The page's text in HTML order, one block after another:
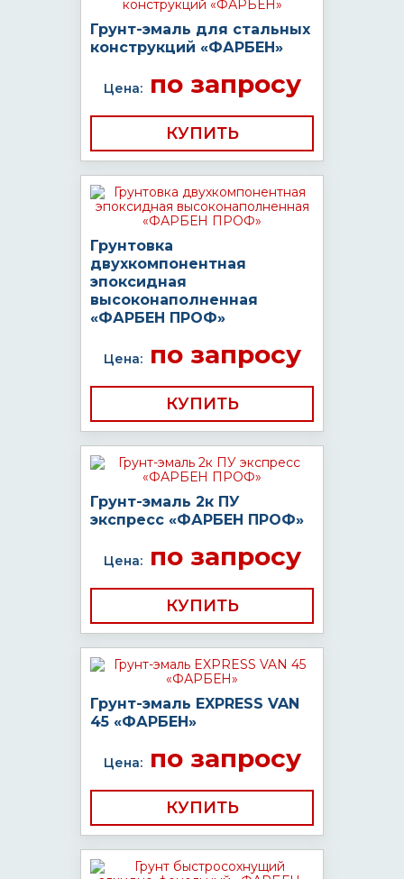
Грунт-эмаль для стальных
конструкций «ФАРБЕН»
Цена:по запросу
КУПИТЬ
Грунтовка
двухкомпонентная
эпоксидная
высоконаполненная
«ФАРБЕН ПРОФ»
Цена:по запросу
КУПИТЬ
Грунт-эмаль 2к ПУ
экспресс «ФАРБЕН ПРОФ»
Цена:по запросу
КУПИТЬ
Грунт-эмаль EXPRESS VAN
45 «ФАРБЕН»
Цена:по запросу
КУПИТЬ